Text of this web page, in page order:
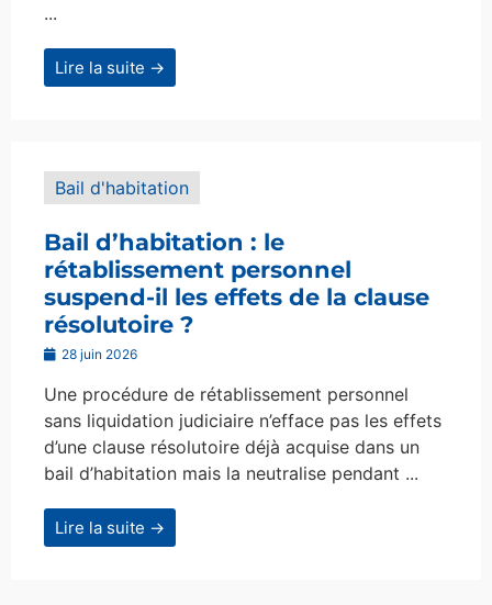
...
Lire la suite →
Bail d'habitation
Bail d’habitation : le
rétablissement personnel
suspend-il les effets de la clause
résolutoire ?
28 juin 2026
Une procédure de rétablissement personnel
sans liquidation judiciaire n’efface pas les effets
d’une clause résolutoire déjà acquise dans un
bail d’habitation mais la neutralise pendant ...
Lire la suite →